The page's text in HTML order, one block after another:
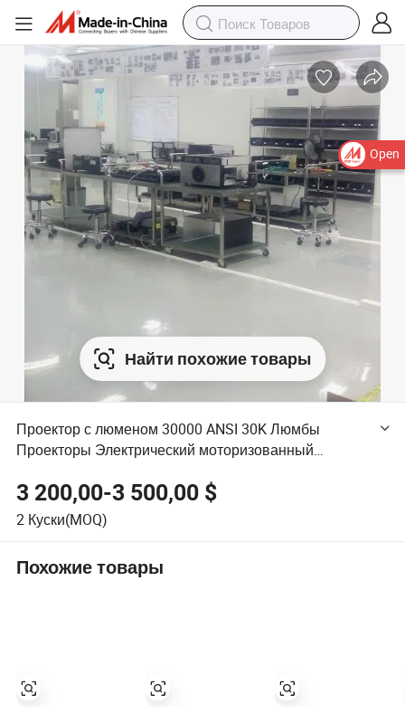
Open
Найти похожие товары
Проектор с люменом 30000 ANSI 30K Люмбы
Проекторы Электрический моторизованный
3 200,00-3 500,00 $
2 Куски(MOQ)
Похожие товары